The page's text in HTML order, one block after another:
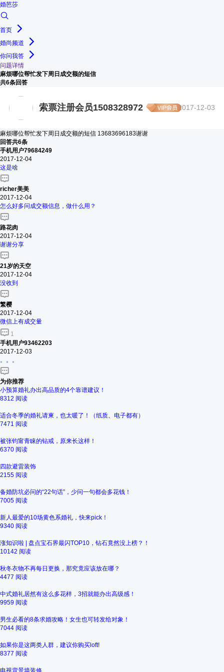
婚芭莎
首页
婚尚频道
你问我答
问题详情
麻烦哪位帮忙发下周日成交额的短信
共6条回答
索票注册会员1508328972 2017-12-03
麻烦哪位帮忙发下周日成交额的短信 13683696183谢谢
回答共6条
手机用户79684249
2017-12-04
这是啥
richer美美
2017-12-04
怎么好多问成交额信息，做什么用？
路花肉
2017-12-04
谢谢分享
21岁的天空
2017-12-04
没收到
繁樱
2017-12-04
微信上有成交量
1
手机用户93462203
2017-12-03
。。。
为你推荐
小预算婚礼办出高品质的4个靠谱建议！
8312 阅读
适合冬季的婚礼请柬，也太暖了！（纸质、电子都有）
7471 阅读
被张钧甯青睐的钻戒，原来长这样！
6370 阅读
四款避雷装饰
2155 阅读
备婚防坑必问的“22句话”，少问一句都会多花钱！
7005 阅读
新人最爱的10场黄色系婚礼，快来pick！
9340 阅读
涨知识啦 | 盘点宝石界最闪TOP10，钻石竟然没上榜？！
10142 阅读
秋冬衣物不再每日更换，那究竟应该放在哪？
4477 阅读
中式婚礼居然有这么多花样，3招就能办出高级感！
9959 阅读
男生必看的8条求婚攻略！女生也可转发给对象！
7044 阅读
如果你是这两类人群，建议你购买loft!
8377 阅读
电视背景墙装修